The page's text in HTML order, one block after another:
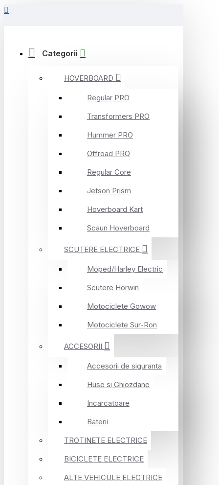
Categorii
HOVERBOARD
Regular PRO
Transformers PRO
Hummer PRO
Offroad PRO
Regular Core
Jetson Prism
Hoverboard Kart
Scaun Hoverboard
SCUTERE ELECTRICE
Moped/Harley Electric
Scutere Horwin
Motociclete Gowow
Motociclete Sur-Ron
ACCESORII
Accesorii de siguranta
Huse si Ghiozdane
Incarcatoare
Baterii
TROTINETE ELECTRICE
BICICLETE ELECTRICE
ALTE VEHICULE ELECTRICE